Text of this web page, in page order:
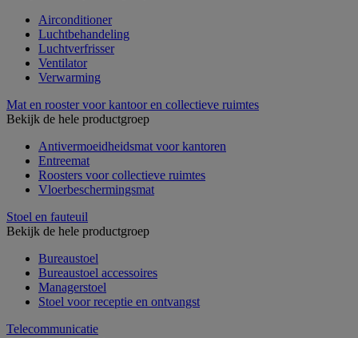
Airconditioner
Luchtbehandeling
Luchtverfrisser
Ventilator
Verwarming
Mat en rooster voor kantoor en collectieve ruimtes
Bekijk de hele productgroep
Antivermoeidheidsmat voor kantoren
Entreemat
Roosters voor collectieve ruimtes
Vloerbeschermingsmat
Stoel en fauteuil
Bekijk de hele productgroep
Bureaustoel
Bureaustoel accessoires
Managerstoel
Stoel voor receptie en ontvangst
Telecommunicatie